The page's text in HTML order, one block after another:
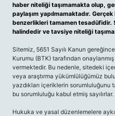
haber niteliği taşımamakta olup,
paylaşım yapılmamaktadır.
benzerlikleri tamamen tesadüfidir.
halindedir ve tavsiye niteliği
Sitemiz, 5651 Sayılı Kanun
Kurumu (BTK) tarafından
vermektedir. Bu nedenle, sitedeki
veya araştırma yükümlülüğümüz
yazdıkları içeriklerin sorumluluğunu
bu sorumluluğu kabul etmiş sayılırlar.
Hukuka ve yasal düzenlemelere